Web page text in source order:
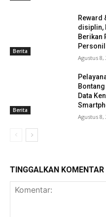
Berita
Reward
disiplin,
Berikan
Personil
Agustus 8,
Berita
Data
Agustus 8,
TINGGALKAN KOMENTAR